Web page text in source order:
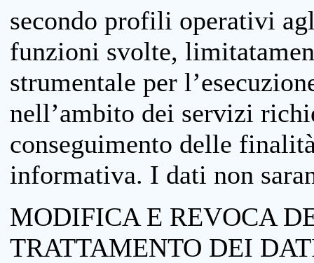
secondo profili operativi
funzioni svolte,
strumentale per
nell’ambito dei servizi
conseguimento delle
informativa. I dati non
MODIFICA E REVOCA
TRATTAMENTO DEI